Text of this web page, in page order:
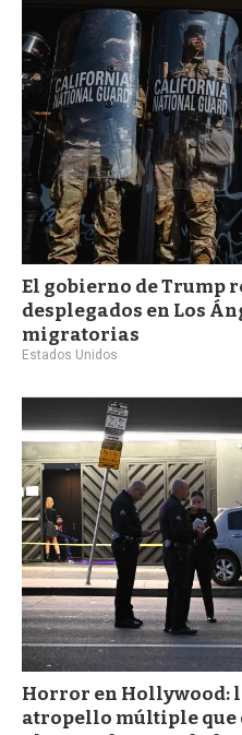
El gobierno de Trump
desplegados en Los
migratorias
Estados Unidos
Horror en Hollywood:
atropello múltiple que